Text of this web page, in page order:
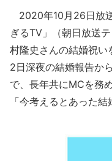
2020年10月26日放
ぎるTV」（朝日放送
村隆史さんの結婚祝
2日深夜の結婚報告か
で、長年共にMCを務
「今考えるとあった